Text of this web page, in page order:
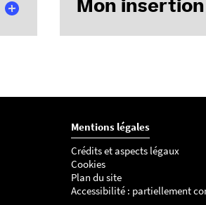
Mon
Consultez les offres d'emploi
surhttps://
Consultez les offres sur
Mentions légales
Crédits et aspects légaux
Cookies
Plan du site
Accessibilité : partiellement